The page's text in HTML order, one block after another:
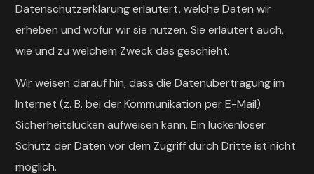
Datenschutzerklärung erläutert, welche Daten wir
erheben und wofür wir sie nutzen. Sie erläutert auch,
wie und zu welchem Zweck das geschieht.
Wir weisen darauf hin, dass die Datenübertragung im
Internet (z. B. bei der Kommunikation per E-Mail)
Sicherheitslücken aufweisen kann. Ein lückenloser
Schutz der Daten vor dem Zugriff durch Dritte ist nicht
möglich.